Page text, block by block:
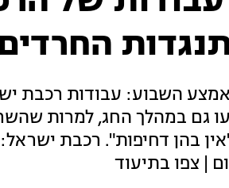
השבוע: עבודות רכבת
גם במהלך החג, למרות
בהן דחיפות". רכבת
| צפו בתיעוד